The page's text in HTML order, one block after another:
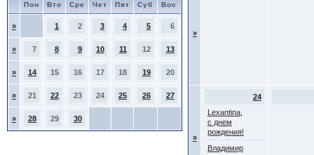
Пон Вто Сре Чет Пят Суб Вос
» 1 2 3 4 5 6
» 7 8 9 10 11 12 13
» 14 15 16 17 18 19 20
» 21 22 23 24 25 26 27
» 28 29 30
»
»
24
Lexantina,
с днем
рождения!
Владимир